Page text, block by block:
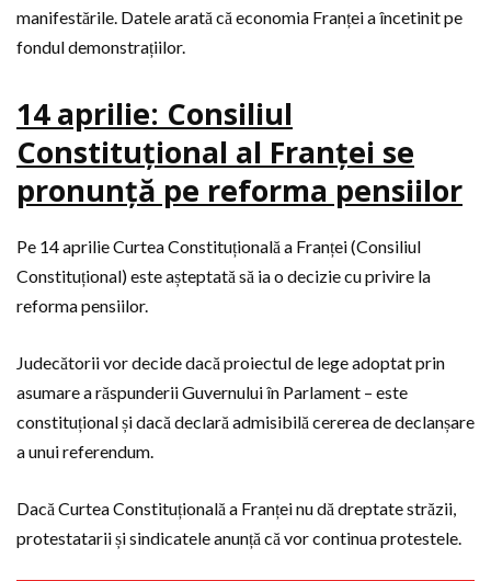
manifestările. Datele arată că economia Franței a încetinit pe
fondul demonstrațiilor.
14 aprilie: Consiliul
Constituțional al Franței se
pronunță pe reforma pensiilor
Pe 14 aprilie Curtea Constituțională a Franței (Consiliul
Constituțional) este așteptată să ia o decizie cu privire la
reforma pensiilor.
Judecătorii vor decide dacă proiectul de lege adoptat prin
asumare a răspunderii Guvernului în Parlament – este
constituțional și dacă declară admisibilă cererea de declanșare
a unui referendum.
Dacă Curtea Constituțională a Franței nu dă dreptate străzii,
protestatarii și sindicatele anunță că vor continua protestele.